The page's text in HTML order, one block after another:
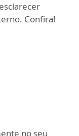
Confira!
no seu